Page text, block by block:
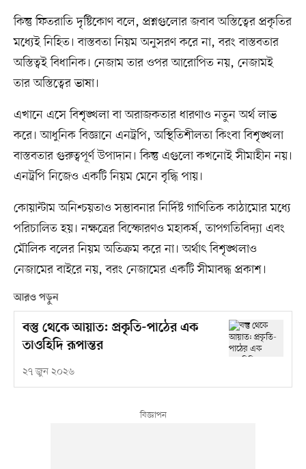
কিন্তু ফিতরাতি দৃষ্টিকোণ বলে, প্রশ্নগুলোর জবাব অস্তিত্বের প্রকৃতির
মধ্যেই নিহিত। বাস্তবতা নিয়ম অনুসরণ করে না, বরং বাস্তবতার
অস্তিত্বই বিধানিক। নেজাম তার ওপর আরোপিত নয়, নেজামই
তার অস্তিত্বের ভাষা।
এখানে এসে বিশৃঙ্খলা বা অরাজকতার ধারণাও নতুন অর্থ লাভ
করে। আধুনিক বিজ্ঞানে এনট্রপি, অস্থিতিশীলতা কিংবা বিশৃঙ্খলা
বাস্তবতার গুরুত্বপূর্ণ উপাদান। কিন্তু এগুলো কখনোই সীমাহীন নয়।
এনট্রপি নিজেও একটি নিয়ম মেনে বৃদ্ধি পায়।
কোয়ান্টাম অনিশ্চয়তাও সম্ভাবনার নির্দিষ্ট গাণিতিক কাঠামোর মধ্যে
পরিচালিত হয়। নক্ষত্রের বিস্ফোরণও মহাকর্ষ, তাপগতিবিদ্যা এবং
মৌলিক বলের নিয়ম অতিক্রম করে না। অর্থাৎ বিশৃঙ্খলাও
নেজামের বাইরে নয়, বরং নেজামের একটি সীমাবদ্ধ প্রকাশ।
আরও পড়ুন
বস্তু থেকে আয়াত: প্রকৃতি-পাঠের এক
তাওহিদি রূপান্তর
২৭ জুন ২০২৬